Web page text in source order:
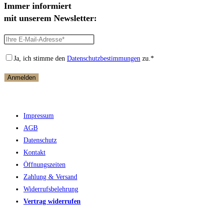
Menge
Immer informiert
mit unserem Newsletter:
Ja, ich stimme den Datenschutzbestimmungen zu.*
Impressum
AGB
Datenschutz
Kontakt
Öffnungszeiten
Zahlung & Versand
Widerrufsbelehrung
Vertrag widerrufen